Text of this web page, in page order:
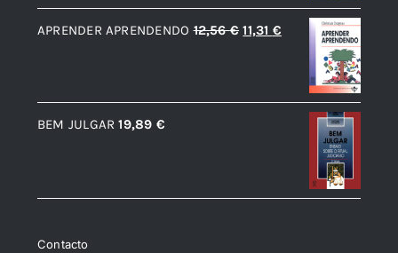
original
era:
atual
é:
APRENDER APRENDENDO 12,56€ O
era:
11,31 €O
atual
é:
11,31 €.
BEM JULGAR 19,89 €
Contacto